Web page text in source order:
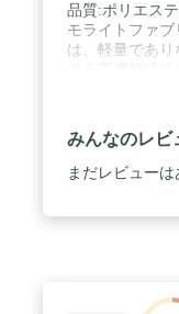
品質:ポリエス
モライトファ
は、軽量であ
ウォーマー、
みんなのレビ
まだレビュー